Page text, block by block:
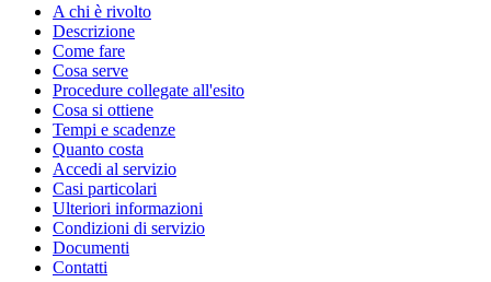
A chi è rivolto
Descrizione
Come fare
Cosa serve
Procedure collegate all'esito
Cosa si ottiene
Tempi e scadenze
Quanto costa
Accedi al servizio
Casi particolari
Ulteriori informazioni
Condizioni di servizio
Documenti
Contatti